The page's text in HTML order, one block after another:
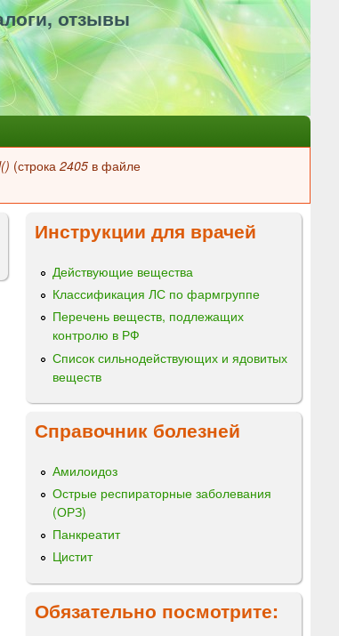
отзывы
(строка 2405 в файле
Инструкции для врачей
Действующие вещества
Классификация ЛС по фармгруппе
Перечень веществ, подлежащих
контролю в РФ
Список сильнодействующих и ядовитых
веществ
Справочник болезней
Амилоидоз
Острые респираторные заболевания
(ОРЗ)
Панкреатит
Цистит
Обязательно посмотрите: